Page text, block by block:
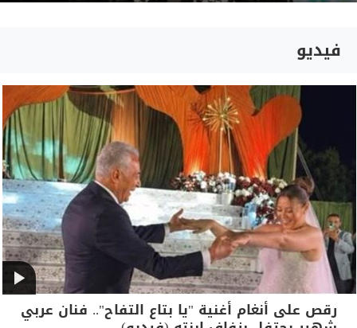
فيديو
رقص على أنغام أغنية "يا بتاع التفاح".. فنان عربي